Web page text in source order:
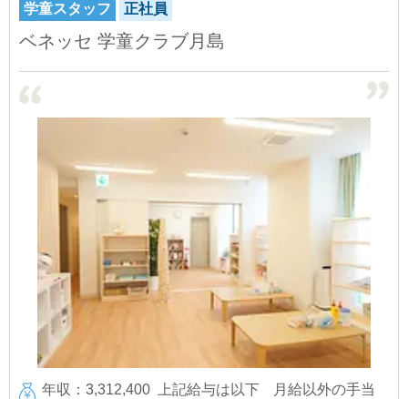
学童スタッフ 正社員
ベネッセ 学童クラブ月島
年収：3,312,400
上記給与は以下
月給以外の手当